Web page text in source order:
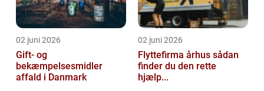
02 juni 2026
Gift- og
bekæmpelsesmidler
affald i Danmark
02 juni 2026
Flyttefirma århus sådan
finder du den rette
hjælp...